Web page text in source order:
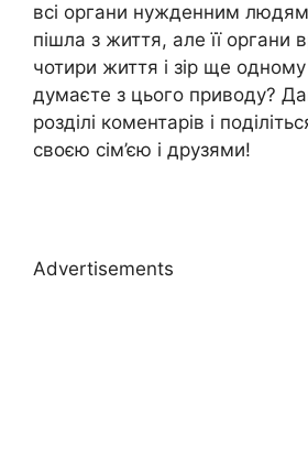
всі органи нужденним
пішла з життя, але її органи
чотири життя і зір ще
думаєте з цього приводу?
розділі коментарів і
своєю сім’єю і друзями!
Advertisements